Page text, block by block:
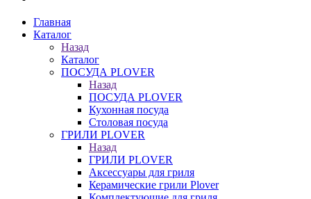
Главная
Каталог
Назад
Каталог
ПОСУДА PLOVER
Назад
ПОСУДА PLOVER
Кухонная посуда
Столовая посуда
ГРИЛИ PLOVER
Назад
ГРИЛИ PLOVER
Аксессуары для гриля
Керамические грили Plover